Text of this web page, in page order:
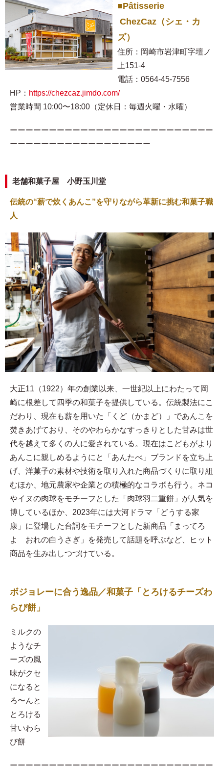
■Pâtisserie
ChezCaz（シェ・カ
ズ）
住所：岡崎市岩津町字壇ノ
上151-4
電話：0564-45-7556
HP： https://chezcaz.jimdo.com/
営業時間 10:00〜18:00（定休日：毎週火曜・水曜）
ーーーーーーーーーーーーーーーーーーーーーーーーーー
ーーーーーーーーーーーーーーーーーー
老舗和菓子屋 小野玉川堂
伝統の“薪で炊くあんこ”を守りながら革新に挑む和菓子職
人
大正11（1922）年の創業以来、一世紀以上にわたって岡
崎に根差して四季の和菓子を提供している。伝統製法にこ
だわり、現在も薪を用いた「くど（かまど）」であんこを
焚きあげており、そのやわらかなすっきりとした甘みは世
代を越えて多くの人に愛されている。現在はこどもがより
あんこに親しめるようにと「あんたべ」ブランドを立ち上
げ、洋菓子の素材や技術を取り入れた商品づくりに取り組
むほか、地元農家や企業との積極的なコラボも行う。ネコ
やイヌの肉球をモチーフとした「肉球羽二重餅」が人気を
博しているほか、2023年には大河ドラマ「どうする家
康」に登場した台詞をモチーフとした新商品「まってろ
よ おれの白うさぎ」を発売して話題を呼ぶなど、ヒット
商品を生み出しつづけている。
ボジョレーに合う逸品／和菓子「とろけるチーズわ
らび餅」
​ミルクの
ようなチ
ーズの風
味がクセ
になると
ろ〜んと
とろける
甘いわら
び餅